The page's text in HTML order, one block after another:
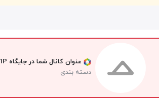
عنوان کانال شما در جایگاه VIP
دسته بندی